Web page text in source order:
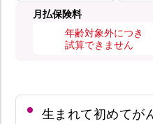
月払保険料
年齢対象外につき
試算できません
生まれて初めてが